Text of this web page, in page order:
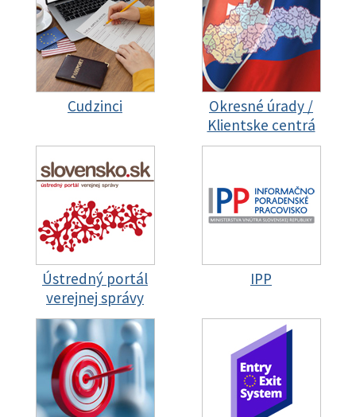
Cudzinci
Okresné úrady /
Klientske centrá
Ústredný portál
verejnej správy
IPP